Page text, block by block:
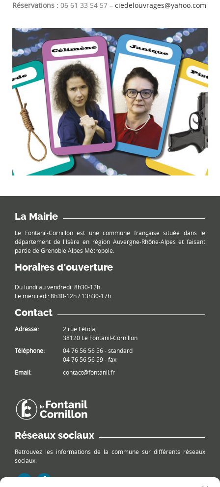
Réservations : 06 61 33 54 57 – ciedelouvrages@yahoo.com
La Mairie
Le Fontanil-Cornillon est une commune française située dans le
département de l'Isère en région Auvergne-Rhône-Alpes et faisant
partie de Grenoble Alpes Métropole.
Horaires d’ouverture
Du lundi au vendredi: 8h30-12h
Le mercredi: 8h30-12h / 13h30-17h
Contact
Adresse:
2 rue Fétola,
38120 Le Fontanil-Cornillon
Téléphone:
04 76 56 56 56 - standard
04 76 56 56 59 - fax
Email:
contact@fontanil.fr
Réseaux sociaux
Retrouvez les informations de la commune sur différents réseaux
sociaux.